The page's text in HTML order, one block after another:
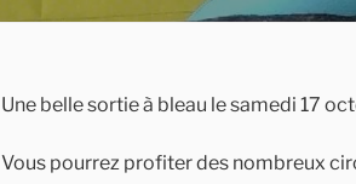
Une belle sortie à bleau le samedi 17
Vous pourrez profiter des nombreux